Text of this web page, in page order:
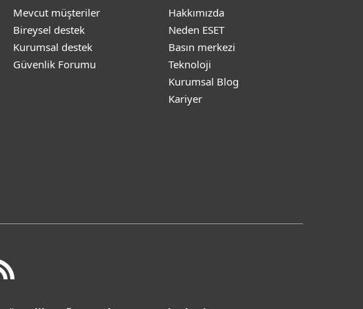
Mevcut müşteriler
Bireysel destek
Kurumsal destek
Güvenlik Forumu
Hakkımızda
Neden ESET
Basın merkezi
Teknoloji
Kurumsal Blog
Kariyer